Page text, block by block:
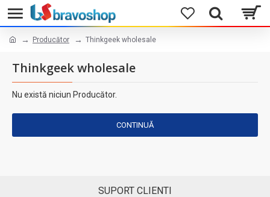
Producător Thinkgeek wholesale
Thinkgeek wholesale
Nu există niciun Producător.
CONTINUĂ
SUPORT CLIENTI